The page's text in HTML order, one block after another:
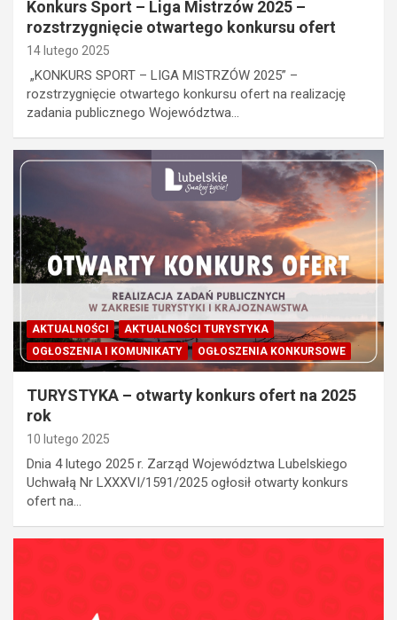
Konkurs Sport – Liga Mistrzów 2025 –
rozstrzygnięcie otwartego konkursu ofert
14 lutego 2025
„KONKURS SPORT – LIGA MISTRZÓW 2025” –
rozstrzygnięcie otwartego konkursu ofert na realizację
zadania publicznego Województwa…
AKTUALNOŚCI
AKTUALNOŚCI TURYSTYKA
OGŁOSZENIA I KOMUNIKATY
OGŁOSZENIA KONKURSOWE
TURYSTYKA – otwarty konkurs ofert na 2025
rok
10 lutego 2025
Dnia 4 lutego 2025 r. Zarząd Województwa Lubelskiego
Uchwałą Nr LXXXVI/1591/2025 ogłosił otwarty konkurs
ofert na…